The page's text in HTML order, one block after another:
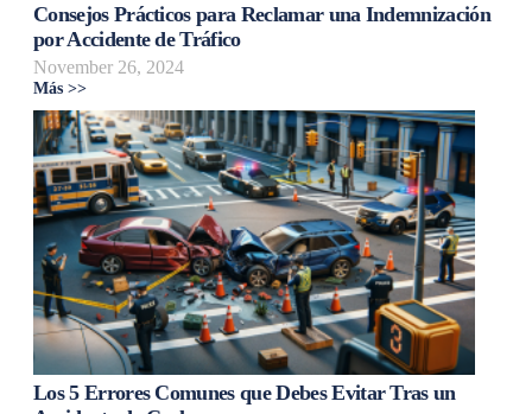
Consejos Prácticos para Reclamar una Indemnización
por Accidente de Tráfico
November 26, 2024
Más >>
Los 5 Errores Comunes que Debes Evitar Tras un